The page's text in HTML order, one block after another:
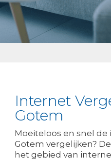
Internet
Gotem
Moeiteloos en snel
Gotem vergelijken?
het gebied van